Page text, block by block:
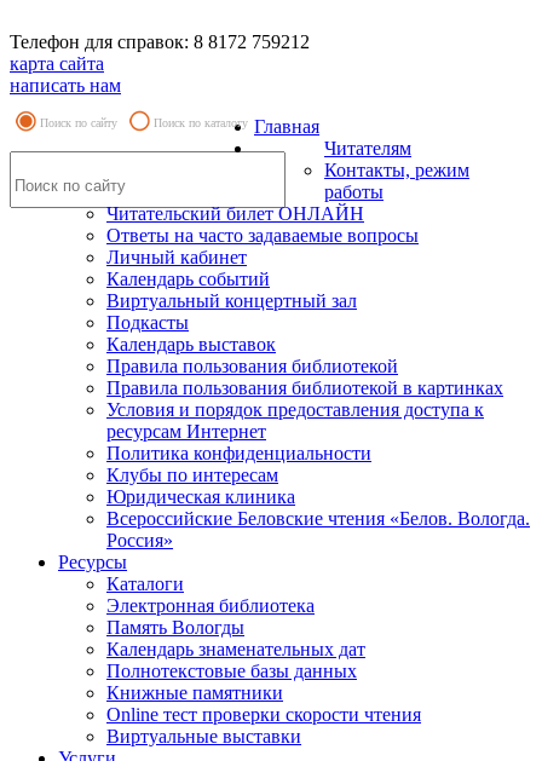
Телефон для справок: 8 8172 759212
карта сайта
написать нам
Поиск по сайту Поиск по каталогу Главная
Читателям
Контакты, режим
работы
Читательский билет ОНЛАЙН
Ответы на часто задаваемые вопросы
Личный кабинет
Календарь событий
Виртуальный концертный зал
Подкасты
Календарь выставок
Правила пользования библиотекой
Правила пользования библиотекой в картинках
Условия и порядок предоставления доступа к
ресурсам Интернет
Политика конфиденциальности
Клубы по интересам
Юридическая клиника
Всероссийские Беловские чтения «Белов. Вологда.
Россия»
Ресурсы
Каталоги
Электронная библиотека
Память Вологды
Календарь знаменательных дат
Полнотекстовые базы данных
Книжные памятники
Online тест проверки скорости чтения
Виртуальные выставки